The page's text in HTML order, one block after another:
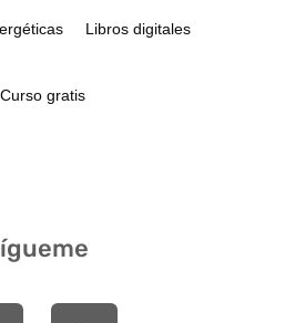
Libros digitales
Curso gratis